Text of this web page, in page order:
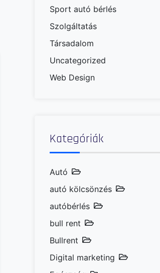
Sport autó bérlés
Szolgáltatás
Társadalom
Uncategorized
Web Design
Kategóriák
Autó
autó kölcsönzés
autóbérlés
bull rent
Bullrent
Digital marketing